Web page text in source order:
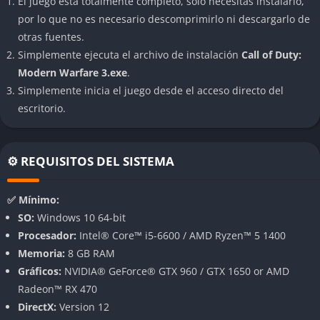
La historia lleva a los jugadores por distintas localizaciones
internacionales clave, como Nueva York, Berlín, Londres, París,
Moscú, el Himalaya y Dubái. La trama gira en torno a la
confrontación contra el villano Makarov, quien busca desatar
un conflicto militar de proporciones globales. Las misiones
ofrecen acción ininterrumpida, situaciones límite, operaciones
encubiertas, persecuciones y momentos de gran dramatismo
que mantienen la tensión constante.
Modo multijugador amplio y competitivo
título, ofreciendo diversos modos competitivos, decenas de
armas desbloqueables, sistemas de progresión complejos, y un
equilibrio entre juego casual y competitivo. Las partidas son
rápidas y frenéticas, ideales para jugadores de todos los
niveles, pero con profundidad suficiente para los más
dedicados.
por lo que no es necesario descomprimirlo ni descargarlo de
otras fuentes.
Simplemente ejecuta el archivo de instalación Call of Duty:
Modern Warfare 3.exe.
Simplemente inicia el juego desde el acceso directo del
escritorio.
⚙️ REQUISITOS DEL SISTEMA
✅ Mínimo:
SO: Windows 10 64-bit
Procesador: Intel® Core™ i5-6600 / AMD Ryzen™ 5 1400
Memoria: 8 GB RAM
Gráficos: NVIDIA® GeForce® GTX 960 / GTX 1650 or AMD
Radeon™ RX 470
DirectX: Version 12